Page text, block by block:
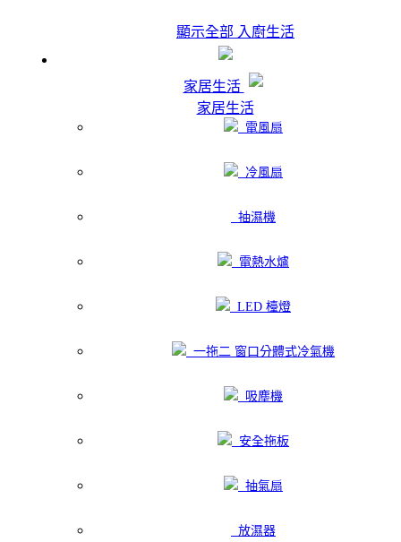
顯示全部 入廚生活
家居生活
家居生活
電風扇
冷風扇
抽濕機
電熱水爐
LED 檯燈
一拖二 窗口分體式冷氣機
吸塵機
安全拖板
抽氣扇
放濕器